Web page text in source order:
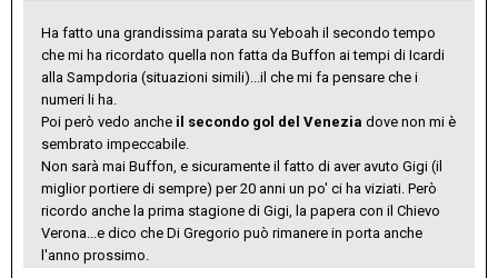
Ha fatto una grandissima parata su Yeboah il secondo tempo
che mi ha ricordato quella non fatta da Buffon ai tempi di Icardi
alla Sampdoria (situazioni simili)...il che mi fa pensare che i
numeri li ha.
Poi però vedo anche il secondo gol del Venezia dove non mi è
sembrato impeccabile.
Non sarà mai Buffon, e sicuramente il fatto di aver avuto Gigi (il
miglior portiere di sempre) per 20 anni un po' ci ha viziati. Però
ricordo anche la prima stagione di Gigi, la papera con il Chievo
Verona...e dico che Di Gregorio può rimanere in porta anche
l'anno prossimo.